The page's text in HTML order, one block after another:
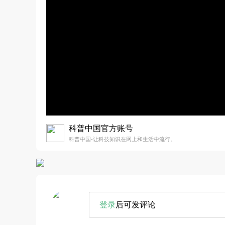
科普中国官方账号
科普中国-让科技知识在网上和生活中流行。
登录后可发评论